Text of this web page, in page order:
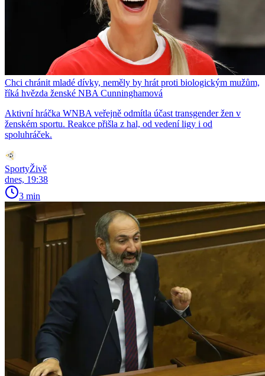
Chci chránit mladé dívky, neměly by hrát proti biologickým mužům,
říká hvězda ženské NBA Cunninghamová
Aktivní hráčka WNBA veřejně odmítla účast transgender žen v
ženském sportu. Reakce přišla z hal, od vedení ligy i od
spoluhráček.
SportyŽivě
dnes, 19:38
3 min